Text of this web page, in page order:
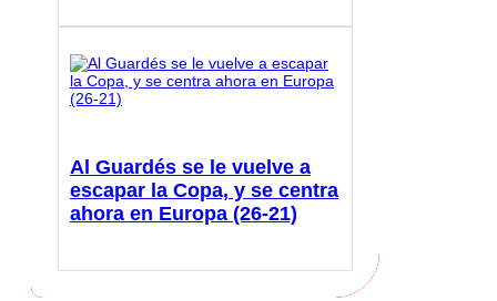
Al Guardés se le vuelve a
escapar la Copa, y se centra
ahora en Europa (26-21)